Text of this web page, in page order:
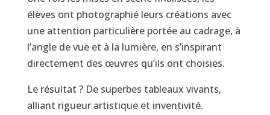
élèves ont photographié leurs créations avec
une attention particulière portée au cadrage, à
l’angle de vue et à la lumière, en s’inspirant
directement des œuvres qu’ils ont choisies.
Le résultat ? De superbes tableaux vivants,
alliant rigueur artistique et inventivité.